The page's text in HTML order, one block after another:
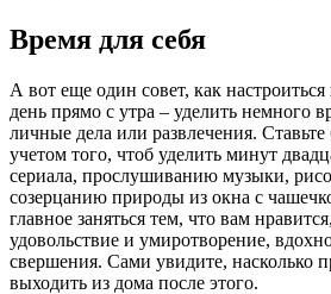
Время для себя
А вот еще один совет, как
день прямо с утра – уделить немного
личные дела или развлечения.
учетом того, чтоб уделить минут
сериала, прослушиванию музыки,
созерцанию природы из окна с
главное заняться тем, что вам
удовольствие и умиротворение,
свершения. Сами увидите, насколько
выходить из дома после этого.